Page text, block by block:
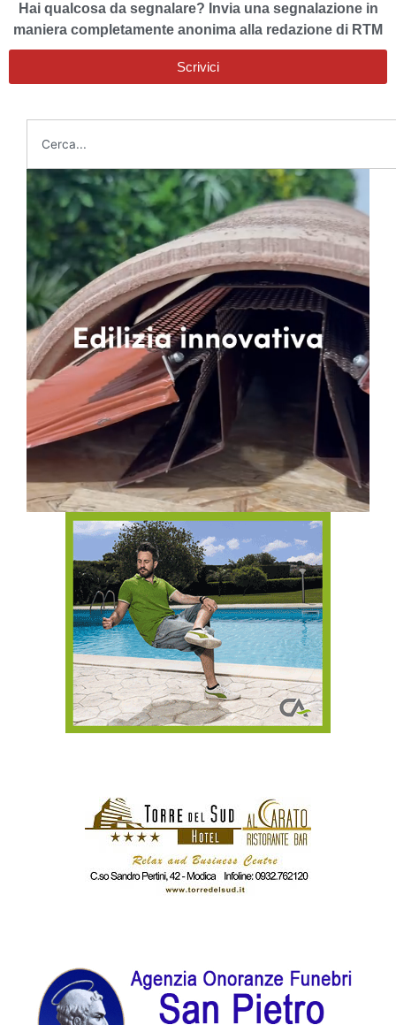
Hai qualcosa da segnalare? Invia una segnalazione in
maniera completamente anonima alla redazione di RTM
Scrivici